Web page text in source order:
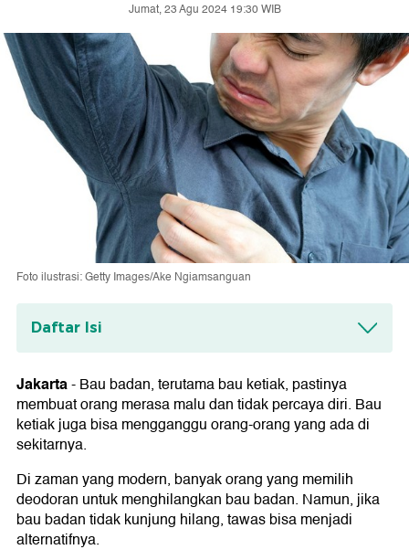
Jumat, 23 Agu 2024 19:30 WIB
Foto ilustrasi: Getty Images/Ake Ngiamsanguan
Daftar Isi
Bagaimana menggunakan tawas untuk
mengatasi bau ketiak?
1. Siapkan campuran yang akan digunakan
2. Pakai secukupnya
3. Diamkan sampai mengering
4. Campur dengan bahan lain
Jakarta-Bau badan, terutama bau ketiak, pastinya
membuat orang merasa malu dan tidak percaya diri. Bau
ketiak juga bisa mengganggu orang-orang yang ada di
sekitarnya.
Di zaman yang modern, banyak orang yang memilih
deodoran untuk menghilangkan bau badan. Namun, jika
bau badan tidak kunjung hilang, tawas bisa menjadi
alternatifnya.